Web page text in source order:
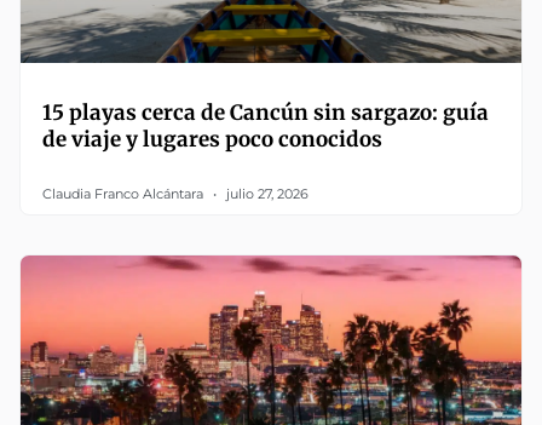
15 playas cerca de Cancún sin sargazo: guía
de viaje y lugares poco conocidos
Claudia Franco Alcántara julio 27, 2026